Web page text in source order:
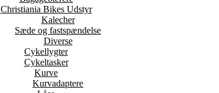
Christiania Bikes Udstyr
Kalecher
Sæde og fastspændelse
Diverse
Cykellygter
Cykeltasker
Kurve
Kurvadaptere